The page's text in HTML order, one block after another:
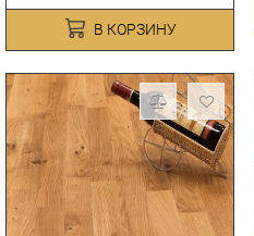
В КОРЗИНУ